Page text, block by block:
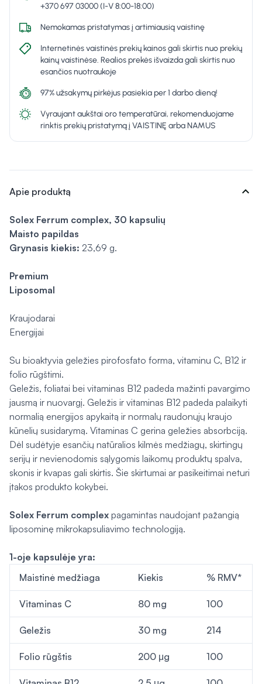
+370 697 03000 (I-V 8:00-18:00)
Nemokamas pristatymas į artimiausią vaistinę
Internetinės vaistinės prekių kainos gali skirtis nuo prekių
kainų vaistinėse. Realios prekės išvaizda gali skirtis nuo
esančios nuotraukoje
97% užsakymų pirkėjus pasiekia per 1 darbo dieną!
Vyraujant aukštai oro temperatūrai, rekomenduojame
rinktis prekių pristatymą į VAISTINĘ arba NAMUS
Apie produktą expand_more
Solex Ferrum complex, 30 kapsulių
Maisto papildas
Grynasis kiekis: 23,69 g.
Premium
Liposomal
Kraujodarai
Energijai
Su bioaktyvia geležies pirofosfato forma, vitaminu C, B12 ir
folio rūgštimi.
Geležis, foliatai bei vitaminas B12 padeda mažinti pavargimo
jausmą ir nuovargį. Geležis ir vitaminas B12 padeda palaikyti
normalią energijos apykaitą ir normalų raudonųjų kraujo
kūnelių susidarymą. Vitaminas C gerina geležies absorbciją.
Dėl sudėtyje esančių natūralios kilmės medžiagų, skirtingų
serijų ir nevienodomis sąlygomis laikomų produktų spalva,
skonis ir kvapas gali skirtis. Šie skirtumai ar pasikeitimai neturi
įtakos produkto kokybei.
Solex Ferrum complex pagamintas naudojant pažangią
liposominę mikrokapsuliavimo technologiją.
1-oje kapsulėje yra:
Maistinė medžiaga
Kiekis % RMV*
Vitaminas C 80 mg 100
Geležis 30 mg 214
Folio rūgštis 200 μg 100